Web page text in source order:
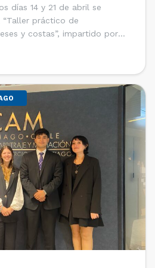
días 14 y 21 de abril se
práctico de
y costas”, impartido por
y Magíster en Economía
y María Luisa Petitpas